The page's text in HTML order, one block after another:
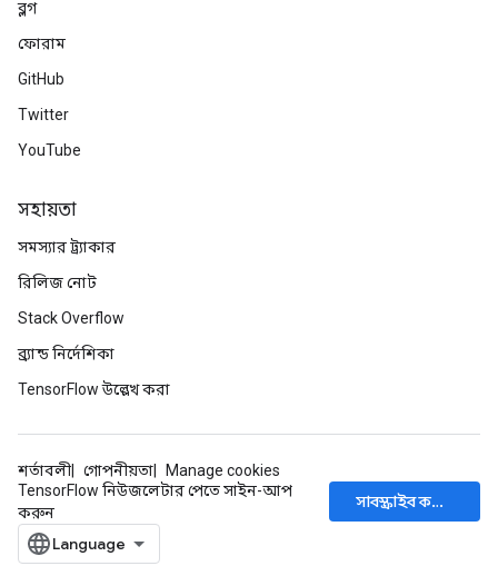
ব্লগ
ফোরাম
GitHub
Twitter
YouTube
সহায়তা
সমস্যার ট্র্যাকার
রিলিজ নোট
Stack Overflow
ব্র্যান্ড নির্দেশিকা
TensorFlow উল্লেখ করা
শর্তাবলী গোপনীয়তা
Manage cookies
TensorFlow নিউজলেটার পেতে সাইন-আপ
করুন
সাবস্ক্রাইব করুন